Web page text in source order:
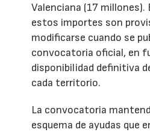
Valenciana (17 millones).
estos importes son
modificarse cuando se
convocatoria oficial, en
disponibilidad definitiva
cada territorio.
La convocatoria
esquema de ayudas que